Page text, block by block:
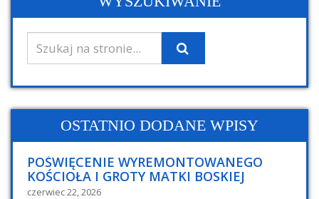
OSTATNIO DODANE WPISY
POŚWIĘCENIE WYREMONTOWANEGO
KOŚCIOŁA I GROTY MATKI BOSKIEJ
czerwiec 22, 2026